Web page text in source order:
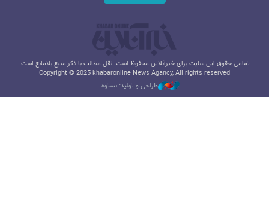
تمامی حقوق این سایت برای خبرآنلاین محفوظ است. نقل مطالب با ذکر منبع بلامانع است.
Copyright © 2025 khabaronline News Agancy, All rights reserved
طراحی و تولید: نستوه